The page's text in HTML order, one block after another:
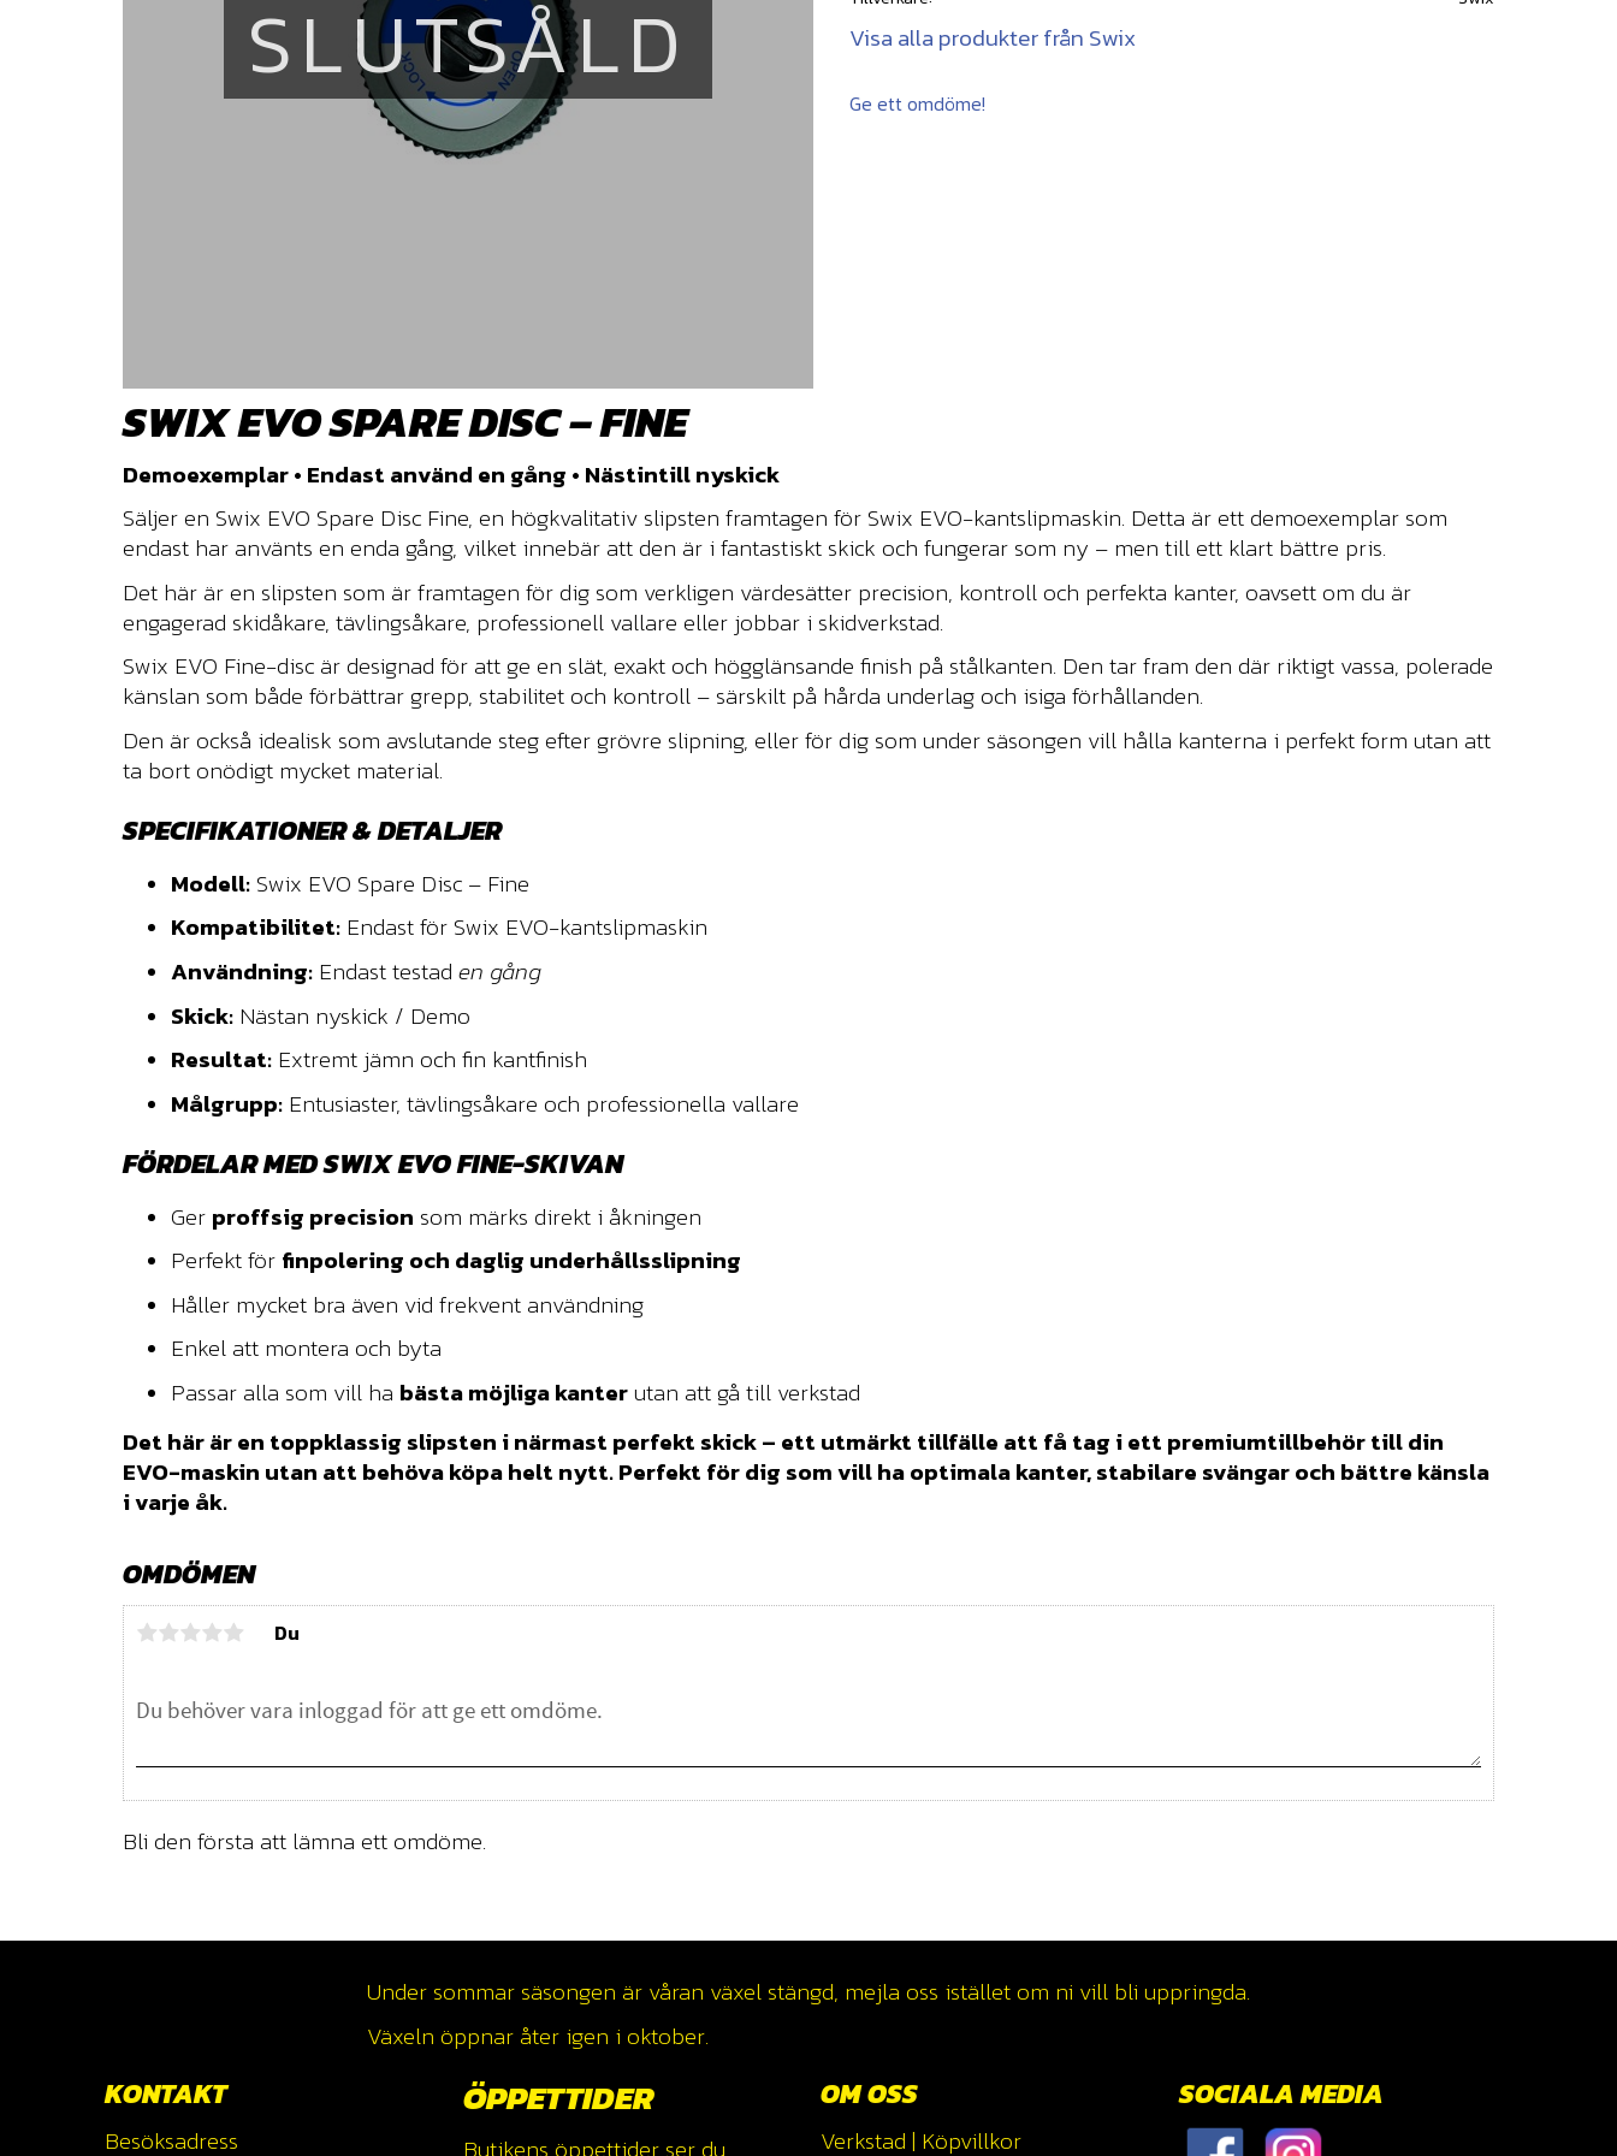
SLUTSÅLD Visa alla produkter från Swix
Ge ett omdöme!
SWIX EVO SPARE DISC – FINE
Demoexemplar • Endast använd en gång • Nästintill nyskick
Säljer en Swix EVO Spare Disc Fine, en högkvalitativ slipsten framtagen för Swix EVO-kantslipmaskin. Detta är ett demoexemplar som
endast har använts en enda gång, vilket innebär att den är i fantastiskt skick och fungerar som ny – men till ett klart bättre pris.
Det här är en slipsten som är framtagen för dig som verkligen värdesätter precision, kontroll och perfekta kanter, oavsett om du är
engagerad skidåkare, tävlingsåkare, professionell vallare eller jobbar i skidverkstad.
Swix EVO Fine-disc är designad för att ge en slät, exakt och högglänsande finish på stålkanten. Den tar fram den där riktigt vassa, polerade
känslan som både förbättrar grepp, stabilitet och kontroll – särskilt på hårda underlag och isiga förhållanden.
Den är också idealisk som avslutande steg efter grövre slipning, eller för dig som under säsongen vill hålla kanterna i perfekt form utan att
ta bort onödigt mycket material.
SPECIFIKATIONER & DETALJER
Modell: Swix EVO Spare Disc – Fine
Kompatibilitet: Endast för Swix EVO-kantslipmaskin
Användning: Endast testad en gång
Skick: Nästan nyskick / Demo
Resultat: Extremt jämn och fin kantfinish
Målgrupp: Entusiaster, tävlingsåkare och professionella vallare
FÖRDELAR MED SWIX EVO FINE-SKIVAN
Ger proffsig precision som märks direkt i åkningen
Perfekt för finpolering och daglig underhållsslipning
Håller mycket bra även vid frekvent användning
Enkel att montera och byta
Passar alla som vill ha bästa möjliga kanterutan att gå till verkstad
Det här är en toppklassig slipsten i närmast perfekt skick – ett utmärkt tillfälle att få tag i ett premiumtillbehör till din
EVO-maskin utan att behöva köpa helt nytt. Perfekt för dig som vill ha optimala kanter, stabilare svängar och bättre känsla
i varje åk.
OMDÖMEN
Du
Bli den första att lämna ett omdöme.
Under sommar säsongen är våran växel stängd, mejla oss istället om ni vill bli uppringda.
Växeln öppnar åter igen i oktober.
KONTAKT
Besöksadress
ÖPPETTIDER OM OSS
Verkstad | Köpvillkor
SOCIALA MEDIA